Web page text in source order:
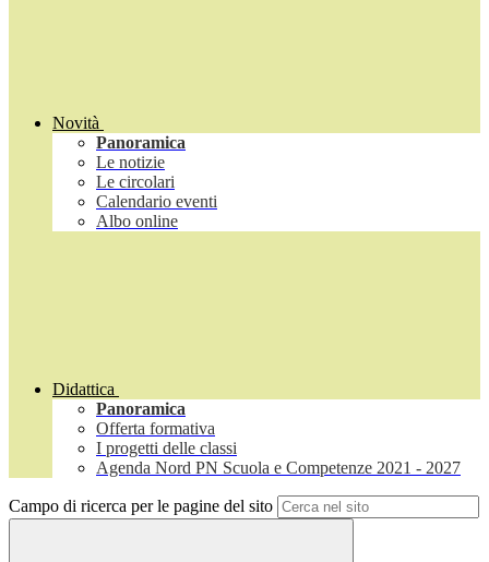
Novità
Panoramica
Le notizie
Le circolari
Calendario eventi
Albo online
Didattica
Panoramica
Offerta formativa
I progetti delle classi
Agenda Nord PN Scuola e Competenze 2021 - 2027
Campo di ricerca per le pagine del sito